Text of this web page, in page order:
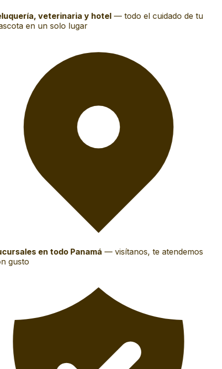
veterinaria y hotel— todo el cuidado de tu
en un solo lugar
en todo Panamá— visítanos, te atendemos
gusto